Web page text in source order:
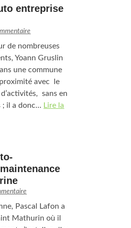
entreprise
de nombreuses
Yoann Gruslin
une commune
avec le
sans en
; il a donc… Lire la
Pascal Lafon a
Mathurin où il